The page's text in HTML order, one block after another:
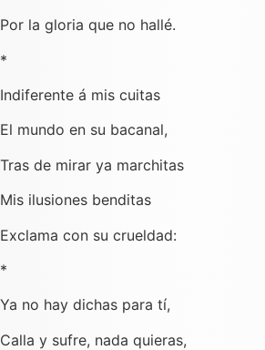
Por la gloria que no hallé.
*
Indiferente á mis cuitas
El mundo en su bacanal,
Tras de mirar ya marchitas
Mis ilusiones benditas
Exclama con su crueldad:
*
Ya no hay dichas para tí,
Calla y sufre, nada quieras,